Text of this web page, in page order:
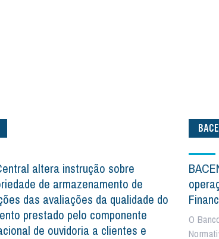
altera instrução sobre
de armazenamento de
das avaliações da qualidade do
prestado pelo componente
de ouvidoria a clientes e
O